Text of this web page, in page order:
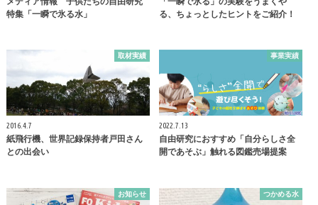
特集「一瞬で氷る水」
る、ちょっとしたヒントをご紹介！
取材実績
2016.4.7
紙飛行機、世界記録保持者戸田さん
との出会い
事業実績
2022.7.13
自由研究におすすめ「自分らしさ全
開であそぶ」触れる図鑑売場提案
お知らせ つかめる水